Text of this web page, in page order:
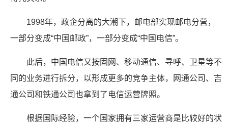
1998年，政企分离的大潮下，邮电部实现邮电分营，
一部分变成“中国邮政”，一部分变成“中国电信”。
此后，中国电信又按固网、移动通信、寻呼、卫星等不
同的业务进行拆分，以形成更多的竞争主体，网通公司、吉
通公司和铁通公司也拿到了电信运营牌照。
根据国际经验，一个国家拥有三家运营商是比较好的状